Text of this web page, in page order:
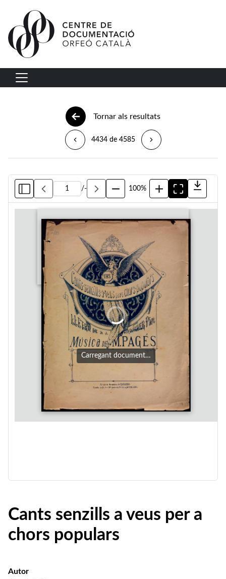
Vés al contingut
Navegació principal
Tornar als resultats
4434 de 4585
/- 100%
Carregant document…
Cants senzills a veus per a
chors populars
Autor